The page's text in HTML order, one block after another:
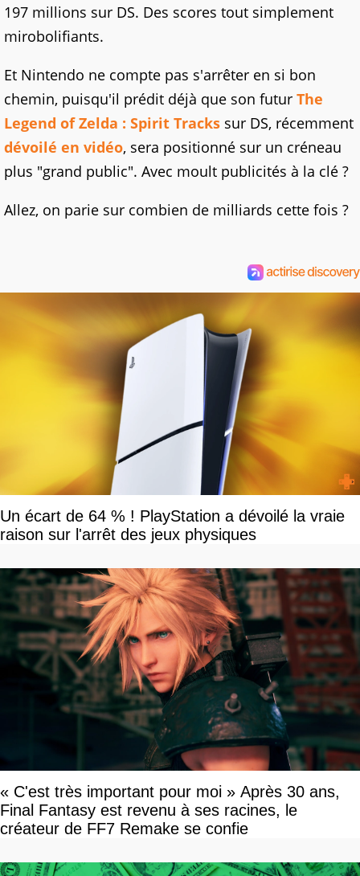
197 millions sur DS. Des scores tout simplement
mirobolifiants.
Et Nintendo ne compte pas s'arrêter en si bon
chemin, puisqu'il prédit déjà que son futur The
Legend of Zelda : Spirit Tracks sur DS, récemment
dévoilé en vidéo, sera positionné sur un créneau
plus "grand public". Avec moult publicités à la clé ?
Allez, on parie sur combien de milliards cette fois ?
Un écart de 64 % ! PlayStation a dévoilé la vraie
raison sur l'arrêt des jeux physiques
« C'est très important pour moi » Après 30 ans,
Final Fantasy est revenu à ses racines, le
créateur de FF7 Remake se confie